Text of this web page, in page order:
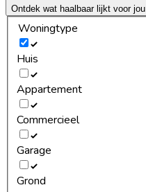
Ontdek wat haalbaar lijkt voor jou
Woningtype
Huis
Appartement
Commercieel
Garage
Grond